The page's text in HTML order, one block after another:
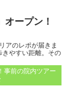
ープン！
アのレポが届きま
きやすい距離。その
事前の院内ツアー